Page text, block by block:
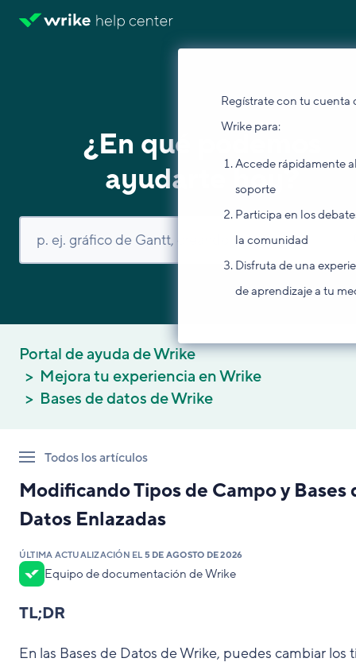
Regístrate con tu cuenta
Wrike para:
Accede rápidamente
soporte
Participa en los
la comunidad
Disfruta de una
de aprendizaje a tu
¿En qué podemos
ayudarte hoy?
Portal de ayuda de Wrike
Mejora tu experiencia en Wrike
Bases de datos de Wrike
Todos los artículos
Modificando Tipos de Campo y Bases
Datos Enlazadas
ÚLTIMA ACTUALIZACIÓN EL 5 DE AGOSTO DE 2026
Equipo de documentación de Wrike
TL;DR
En las Bases de Datos de Wrike, puedes cambiar los